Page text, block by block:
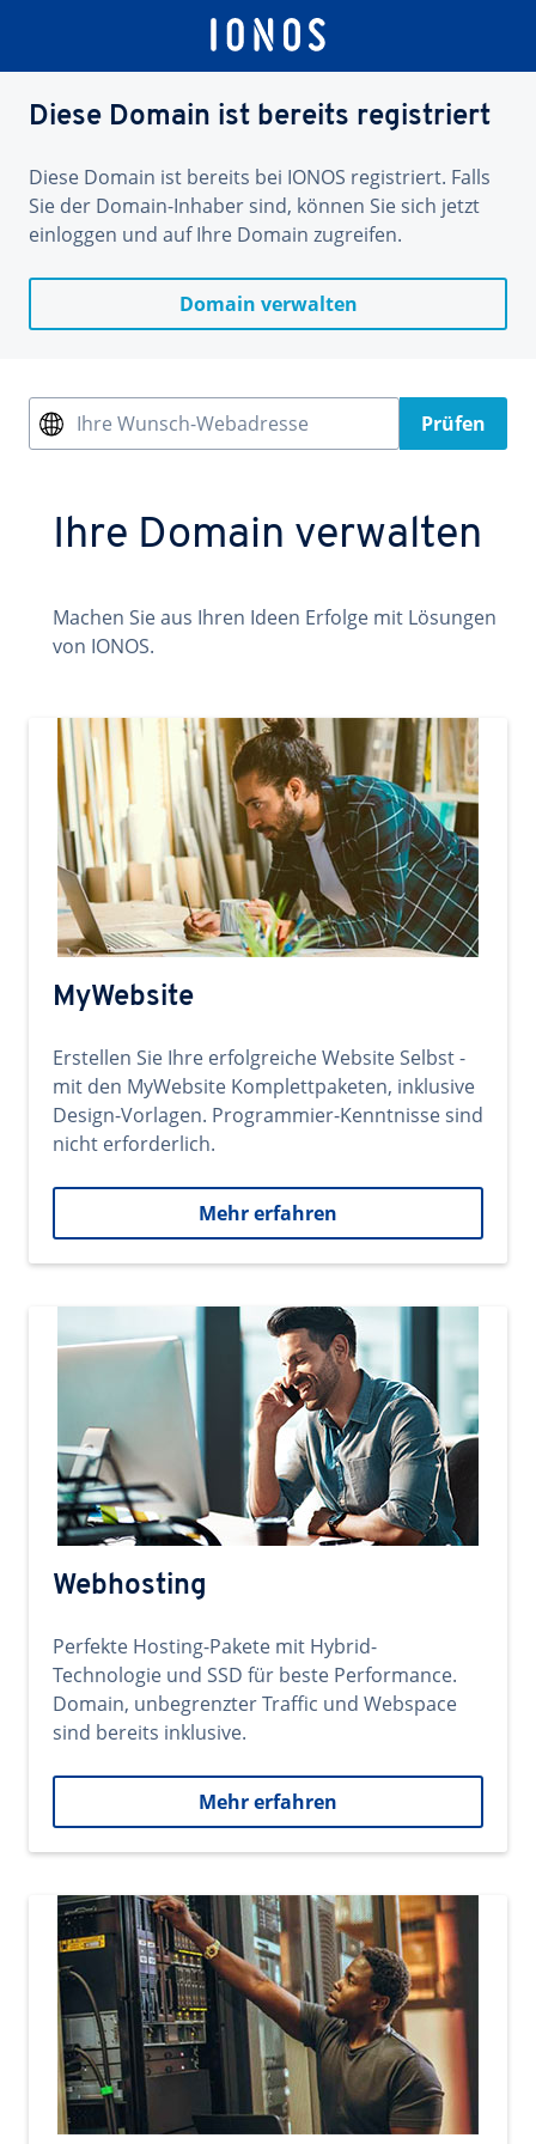
Diese Domain ist bereits registriert
Diese Domain ist bereits bei IONOS registriert. Falls
Sie der Domain-Inhaber sind, können Sie sich jetzt
einloggen und auf Ihre Domain zugreifen.
Domain verwalten
Ihre Wunsch-Webadresse Prüfen
Ihre Domain verwalten
Machen Sie aus Ihren Ideen Erfolge mit Lösungen
von IONOS.
MyWebsite
Erstellen Sie Ihre erfolgreiche Website Selbst -
mit den MyWebsite Komplettpaketen, inklusive
Design-Vorlagen. Programmier-Kenntnisse sind
nicht erforderlich.
Mehr erfahren
Webhosting
Perfekte Hosting-Pakete mit Hybrid-
Technologie und SSD für beste Performance.
Domain, unbegrenzter Traffic und Webspace
sind bereits inklusive.
Mehr erfahren